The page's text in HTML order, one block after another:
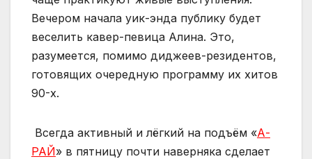
Вечером начала уик-энда публику будет
веселить кавер-певица Алина. Это,
разумеется, помимо диджеев-резидентов,
готовящих очередную программу их хитов
90-х.
Всегда активный и лёгкий на подъём «А-
РАЙ» в пятницу почти наверняка сделает